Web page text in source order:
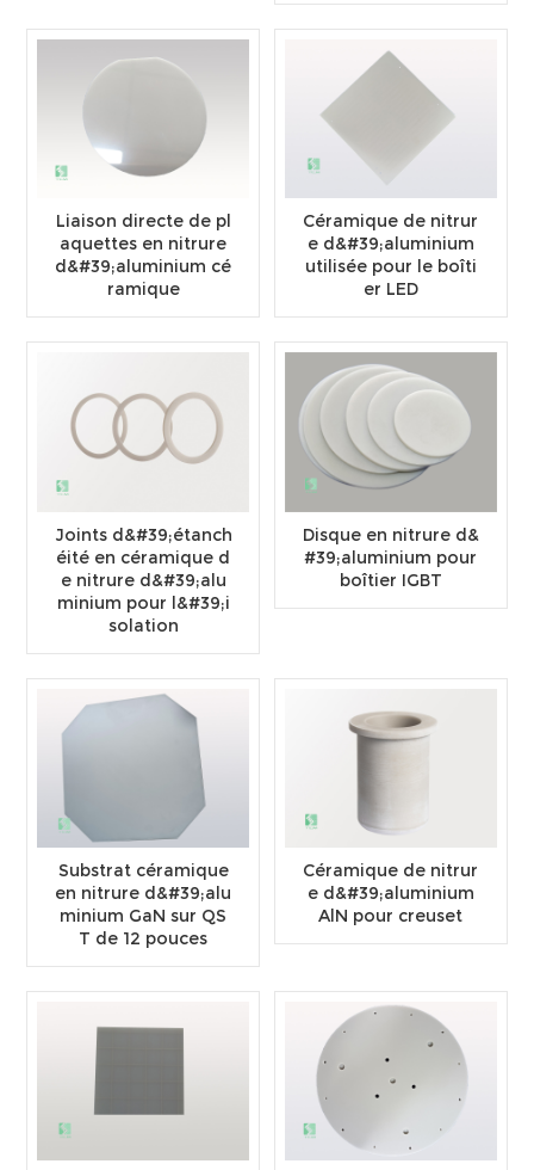
Liaison directe de pl
aquettes en nitrure
d&#39;aluminium cé
ramique
Céramique de nitrur
e d&#39;aluminium
utilisée pour le boîti
er LED
Joints d&#39;étanch
éité en céramique d
e nitrure d&#39;alu
minium pour l&#39;i
solation
Disque en nitrure d&
#39;aluminium pour
boîtier IGBT
Substrat céramique
en nitrure d&#39;alu
minium GaN sur QS
T de 12 pouces
Céramique de nitrur
e d&#39;aluminium
AlN pour creuset